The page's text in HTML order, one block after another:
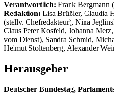
Verantwortlich: Frank Bergmann
Redaktion: Lisa Brüßler, Claudia
(stellv. Chefredakteur), Nina
Claus Peter Kosfeld, Johanna
vom Dienst), Sandra Schmid,
Helmut Stoltenberg, Alexander
Herausgeber
Deutscher Bundestag,